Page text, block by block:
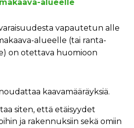
alueelle
vapautetun alle
alueelle (tai ranta-
on otettava huomioon
kaavamääräyksiä.
siten, että etäisyydet
ja rakennuksiin sekä omiin